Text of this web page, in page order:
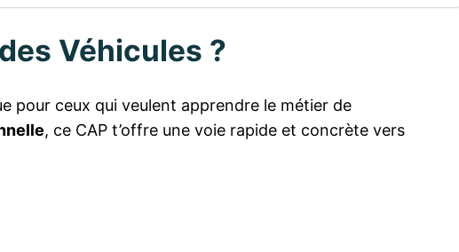
Véhicules ?
pour ceux qui veulent apprendre le métier de
, ce CAP t’offre une voie rapide et concrète vers